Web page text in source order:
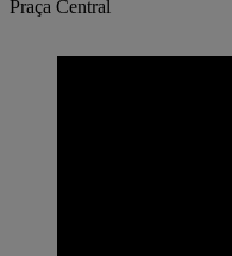
Praça Central